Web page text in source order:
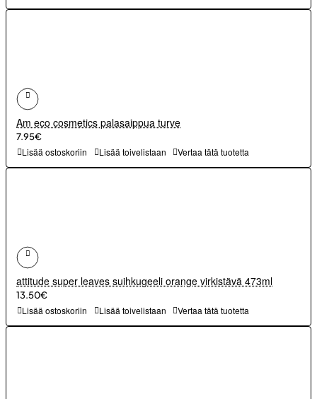
Am eco cosmetics palasaippua turve
7.95€
Lisää ostoskoriin Lisää toivelistaan Vertaa tätä tuotetta
attitude super leaves suihkugeeli orange virkistävä 473ml
13.50€
Lisää ostoskoriin Lisää toivelistaan Vertaa tätä tuotetta